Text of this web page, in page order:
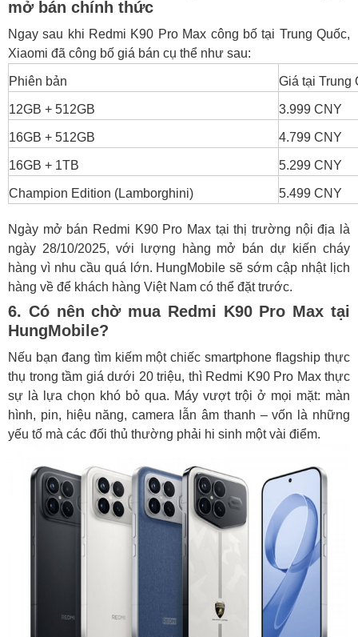
mở bán chính thức
Ngay sau khi Redmi K90 Pro Max công bố tại Trung Quốc,
Xiaomi đã công bố giá bán cụ thể như sau:
Phiên bản Giá tại Trung
12GB + 512GB 3.999 CNY
16GB + 512GB 4.799 CNY
16GB + 1TB 5.299 CNY
Champion Edition (Lamborghini) 5.499 CNY
Ngày mở bán Redmi K90 Pro Max tại thị trường nội địa là
ngày 28/10/2025, với lượng hàng mở bán dự kiến cháy
hàng vì nhu cầu quá lớn. HungMobile sẽ sớm cập nhật lịch
hàng về để khách hàng Việt Nam có thể đặt trước.
6. Có nên chờ mua Redmi K90 Pro Max tại
HungMobile?
Nếu bạn đang tìm kiếm một chiếc smartphone flagship thực
thụ trong tầm giá dưới 20 triệu, thì Redmi K90 Pro Max thực
sự là lựa chọn khó bỏ qua. Máy vượt trội ở mọi mặt: màn
hình, pin, hiệu năng, camera lẫn âm thanh – vốn là những
yếu tố mà các đối thủ thường phải hi sinh một vài điểm.